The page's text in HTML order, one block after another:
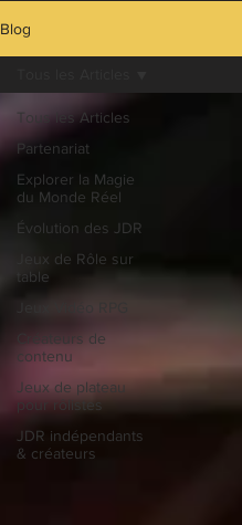
Blog
Tous les Articles
Partenariat
Explorer la Magie
du Monde Réel
Évolution des JDR
Jeux de Rôle sur
table
Créateurs de
contenu
Jeux de plateau
pour rôlistes
JDR indépendants
& créateurs